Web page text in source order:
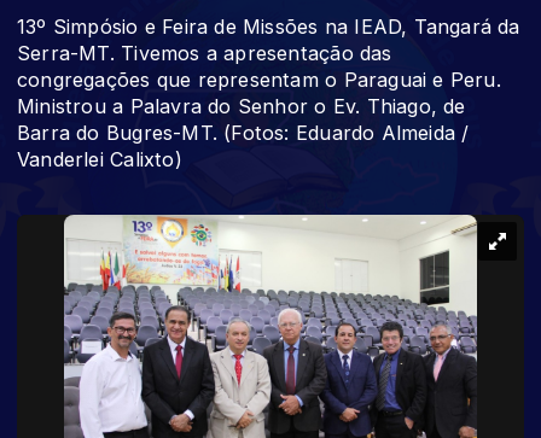
13º Simpósio e Feira de Missões na IEAD, Tangará da
Serra-MT. Tivemos a apresentação das
congregações que representam o Paraguai e Peru.
Ministrou a Palavra do Senhor o Ev. Thiago, de
Barra do Bugres-MT. (Fotos: Eduardo Almeida /
Vanderlei Calixto)